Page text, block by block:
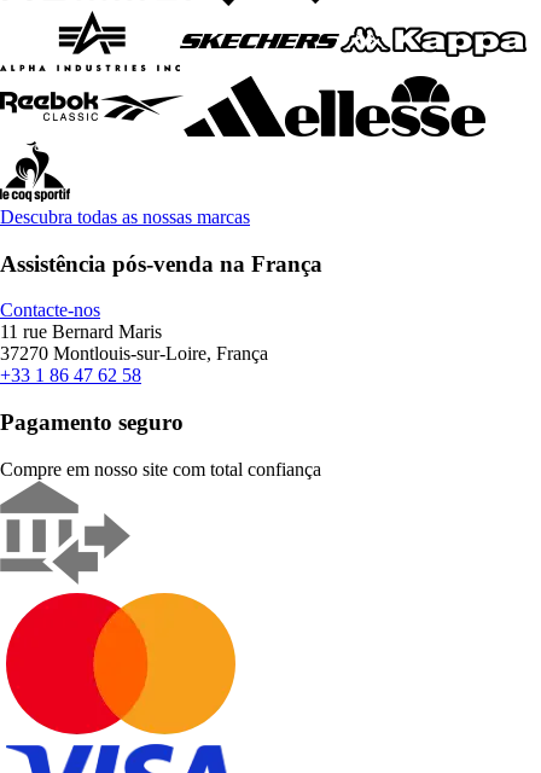
Descubra todas as nossas marcas
Assistência pós-venda na França
Contacte-nos
11 rue Bernard Maris
37270 Montlouis-sur-Loire, França
+33 1 86 47 62 58
Pagamento seguro
Compre em nosso site com total confiança